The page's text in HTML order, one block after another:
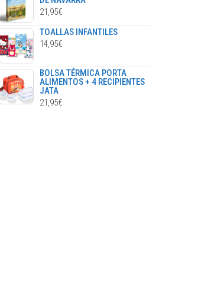
21,95€
TOALLAS INFANTILES
14,95€
BOLSA TÉRMICA PORTA
ALIMENTOS + 4 RECIPIENTES
JATA
21,95€